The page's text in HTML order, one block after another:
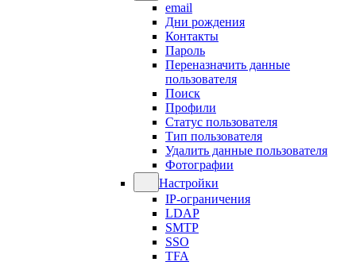
email
Дни рождения
Контакты
Пароль
Переназначить данные
пользователя
Поиск
Профили
Статус пользователя
Тип пользователя
Удалить данные пользователя
Фотографии
Настройки
IP-ограничения
LDAP
SMTP
SSO
TFA